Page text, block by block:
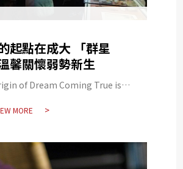
起點在成大 「群星
馨關懷弱勢新生
of Dream Coming True is
Newcomers
MORE